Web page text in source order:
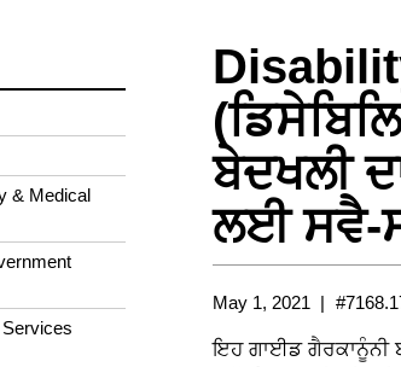
& Medical
ਬੇਦਖਲੀ
ਲਈ ਸਵੈ-
May 1, 2021
ਇਹ ਗਾਈਡ ਗੈਰਕਾਨੂੰਨੀ